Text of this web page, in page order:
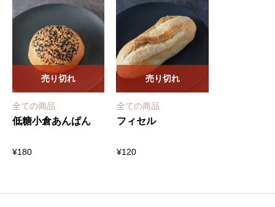
全ての商品
低糖小倉あんぱん
¥180
売り切れ
全ての商品
フィセル
¥120
売り切れ